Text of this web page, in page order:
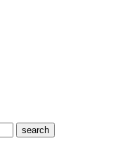
search